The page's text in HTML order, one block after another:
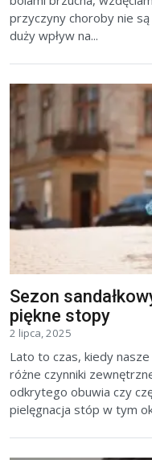
przyczyny choroby nie
duży wpływ na...
Sezon
piękne stopy
2 lipca, 2025
Lato to czas, kiedy
różne czynniki
odkrytego obuwia czy
pielęgnacja stóp w tym